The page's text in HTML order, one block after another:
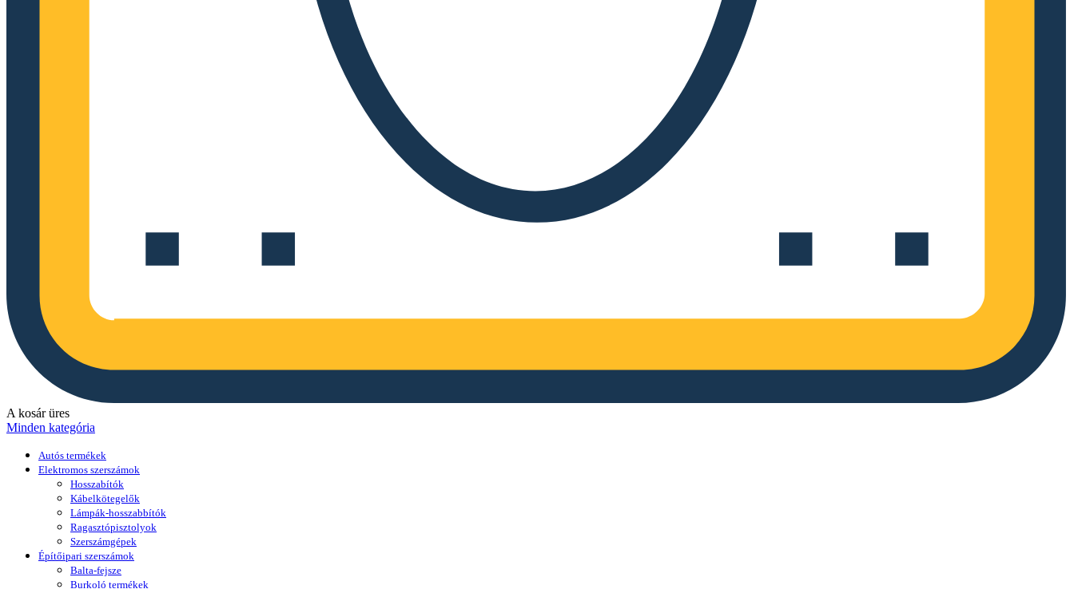
A kosár üres
Minden kategória
Autós termékek
Elektromos szerszámok
Hosszabítók
Kábelkötegelők
Lámpák-hosszabbítók
Ragasztópisztolyok
Szerszámgépek
Építőipari szerszámok
Balta-fejsze
Burkoló termékek